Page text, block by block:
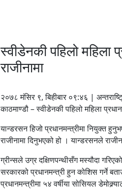
स्वीडेनकी पहिलो महिला
राजीनामा
२०७८ मंसिर ९, बिहीबार ०९:४६ |
काठमाण्डौ – स्वीडेनकी पहिलो महिला
यान्डरसन हिजो प्रधानमन्त्रीमा नियुक्त
राजीनामा दिनुभएको हो । यान्डरसनले
ग्रीन्सले उग्र दक्षिणपन्थीसँग मस्यौदा
सरकारको प्रधानमन्त्री हुन कोशिस गर्ने
प्रधानमन्त्रीमा ५४ वर्षीया सोसियल